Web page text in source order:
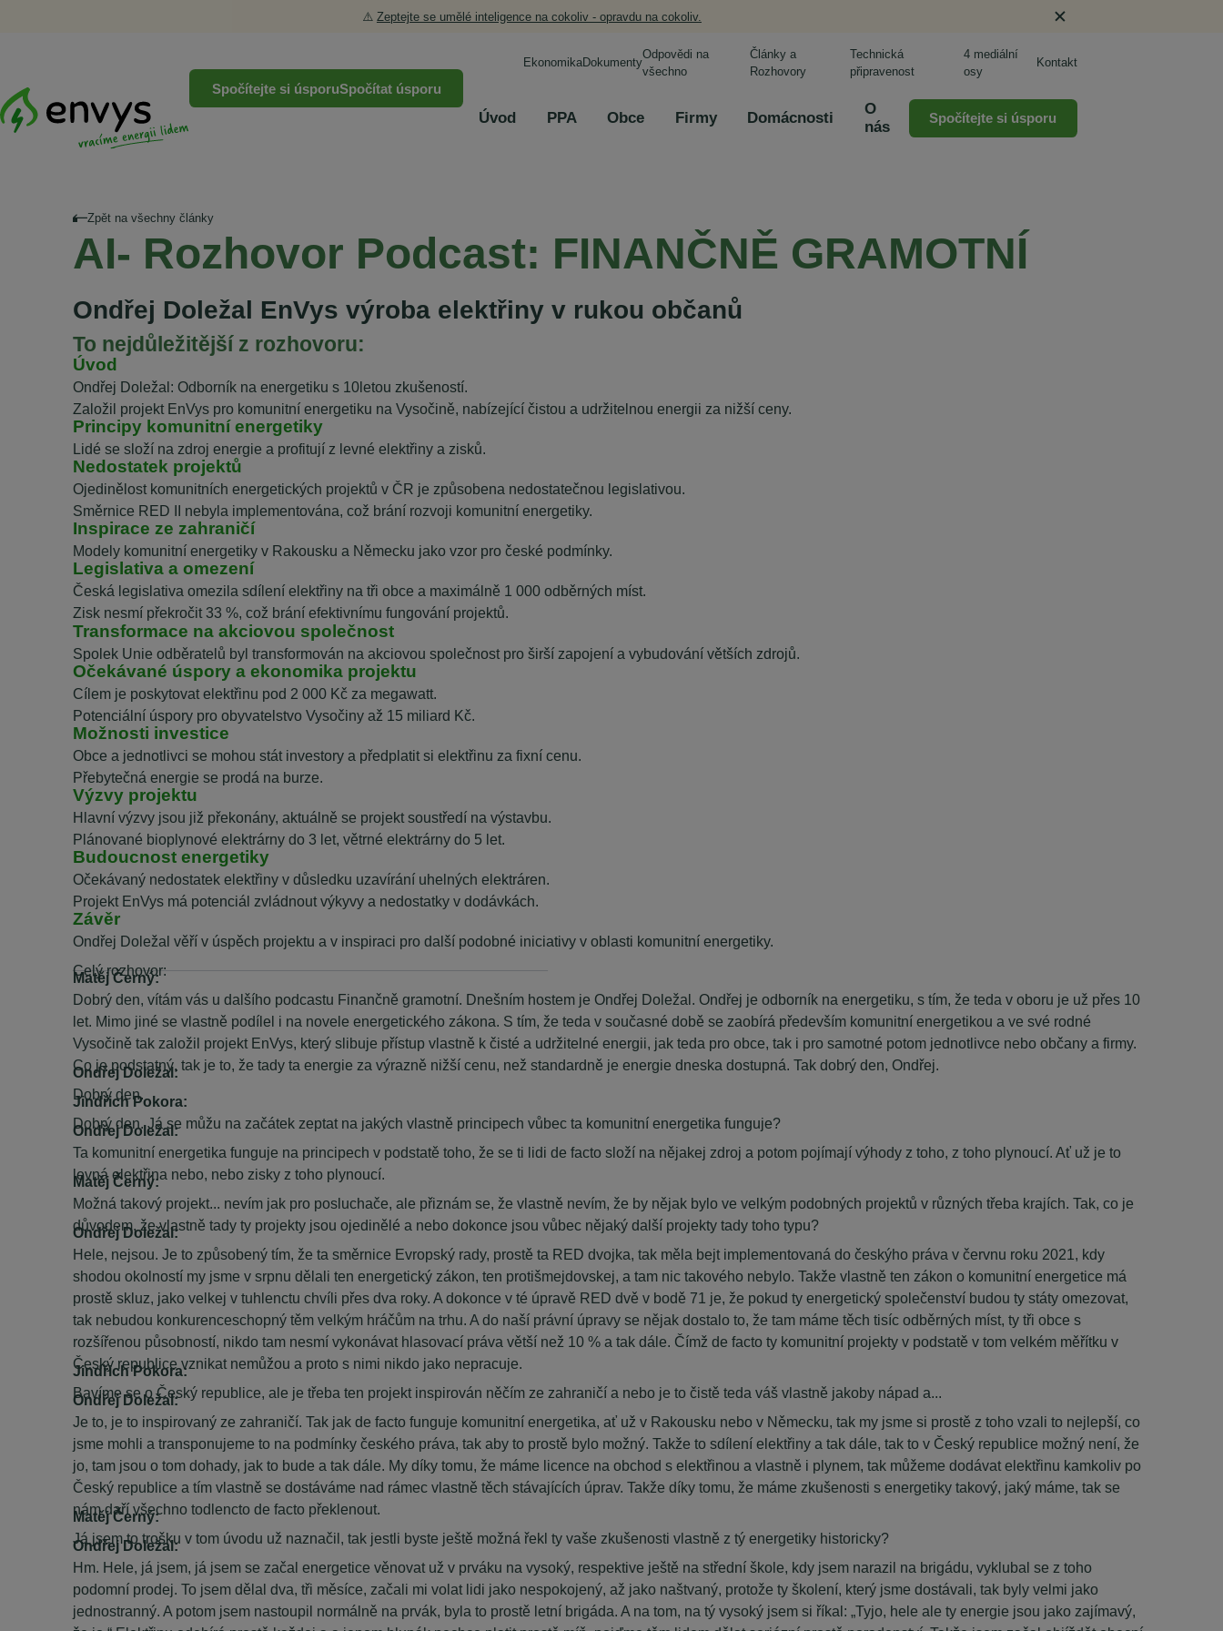
⚠️ Zeptejte se umělé inteligence na cokoliv - opravdu na cokoliv.
Spočítejte si úsporuSpočítat úsporu
EkonomikaDokumenty
Odpovědi na
všechno
Články a
Rozhovory
Technická
připravenost
4 mediální
osy
Kontakt
Úvod PPA Obce Firmy Domácnosti
O
nás
Spočítejte si úsporu
Zpět na všechny články
AI- Rozhovor Podcast: FINANČNĚ GRAMOTNÍ
Ondřej Doležal EnVys výroba elektřiny v rukou občanů
To nejdůležitější z rozhovoru:
Úvod
Ondřej Doležal: Odborník na energetiku s 10letou zkušeností.
Založil projekt EnVys pro komunitní energetiku na Vysočině, nabízející čistou a udržitelnou energii za nižší ceny.
Principy komunitní energetiky
Lidé se složí na zdroj energie a profitují z levné elektřiny a zisků.
Nedostatek projektů
Ojedinělost komunitních energetických projektů v ČR je způsobena nedostatečnou legislativou.
Směrnice RED II nebyla implementována, což brání rozvoji komunitní energetiky.
Inspirace ze zahraničí
Modely komunitní energetiky v Rakousku a Německu jako vzor pro české podmínky.
Legislativa a omezení
Česká legislativa omezila sdílení elektřiny na tři obce a maximálně 1 000 odběrných míst.
Zisk nesmí překročit 33 %, což brání efektivnímu fungování projektů.
Transformace na akciovou společnost
Spolek Unie odběratelů byl transformován na akciovou společnost pro širší zapojení a vybudování větších zdrojů.
Očekávané úspory a ekonomika projektu
Cílem je poskytovat elektřinu pod 2 000 Kč za megawatt.
Potenciální úspory pro obyvatelstvo Vysočiny až 15 miliard Kč.
Možnosti investice
Obce a jednotlivci se mohou stát investory a předplatit si elektřinu za fixní cenu.
Přebytečná energie se prodá na burze.
Výzvy projektu
Hlavní výzvy jsou již překonány, aktuálně se projekt soustředí na výstavbu.
Plánované bioplynové elektrárny do 3 let, větrné elektrárny do 5 let.
Budoucnost energetiky
Očekávaný nedostatek elektřiny v důsledku uzavírání uhelných elektráren.
Projekt EnVys má potenciál zvládnout výkyvy a nedostatky v dodávkách.
Závěr
Ondřej Doležal věří v úspěch projektu a v inspiraci pro další podobné iniciativy v oblasti komunitní energetiky.
__________________________________________________________
Celý rozhovor:
Matěj Černý:
Dobrý den, vítám vás u dalšího podcastu Finančně gramotní. Dnešním hostem je Ondřej Doležal. Ondřej je odborník na energetiku, s tím, že teda v oboru je už přes 10
let. Mimo jiné se vlastně podílel i na novele energetického zákona. S tím, že teda v současné době se zaobírá především komunitní energetikou a ve své rodné
Vysočině tak založil projekt EnVys, který slibuje přístup vlastně k čisté a udržitelné energii, jak teda pro obce, tak i pro samotné potom jednotlivce nebo občany a firmy.
Co je podstatný, tak je to, že tady ta energie za výrazně nižší cenu, než standardně je energie dneska dostupná. Tak dobrý den, Ondřej.
Ondřej Doležal:
Dobrý den.
Jindřich Pokora:
Dobrý den. Já se můžu na začátek zeptat na jakých vlastně principech vůbec ta komunitní energetika funguje?
Ondřej Doležal:
Ta komunitní energetika funguje na principech v podstatě toho, že se ti lidi de facto složí na nějakej zdroj a potom pojímají výhody z toho, z toho plynoucí. Ať už je to
levná elektřina nebo, nebo zisky z toho plynoucí.
Matěj Černý:
Možná takový projekt... nevím jak pro posluchače, ale přiznám se, že vlastně nevím, že by nějak bylo ve velkým podobných projektů v různých třeba krajích. Tak, co je
důvodem, že vlastně tady ty projekty jsou ojedinělé a nebo dokonce jsou vůbec nějaký další projekty tady toho typu?
Ondřej Doležal:
Hele, nejsou. Je to způsobený tím, že ta směrnice Evropský rady, prostě ta RED dvojka, tak měla bejt implementovaná do českýho práva v červnu roku 2021, kdy
shodou okolností my jsme v srpnu dělali ten energetický zákon, ten protišmejdovskej, a tam nic takového nebylo. Takže vlastně ten zákon o komunitní energetice má
prostě skluz, jako velkej v tuhlenctu chvíli přes dva roky. A dokonce v té úpravě RED dvě v bodě 71 je, že pokud ty energetický společenství budou ty státy omezovat,
tak nebudou konkurenceschopný těm velkým hráčům na trhu. A do naší právní úpravy se nějak dostalo to, že tam máme těch tisíc odběrných míst, ty tři obce s
rozšířenou působností, nikdo tam nesmí vykonávat hlasovací práva větší než 10 % a tak dále. Čímž de facto ty komunitní projekty v podstatě v tom velkém měřítku v
Český republice vznikat nemůžou a proto s nimi nikdo jako nepracuje.
Jindřich Pokora:
Bavíme se o Český republice, ale je třeba ten projekt inspirován něčím ze zahraničí a nebo je to čistě teda váš vlastně jakoby nápad a...
Ondřej Doležal:
Je to, je to inspirovaný ze zahraničí. Tak jak de facto funguje komunitní energetika, ať už v Rakousku nebo v Německu, tak my jsme si prostě z toho vzali to nejlepší, co
jsme mohli a transponujeme to na podmínky českého práva, tak aby to prostě bylo možný. Takže to sdílení elektřiny a tak dále, tak to v Český republice možný není, že
jo, tam jsou o tom dohady, jak to bude a tak dále. My díky tomu, že máme licence na obchod s elektřinou a vlastně i plynem, tak můžeme dodávat elektřinu kamkoliv po
Český republice a tím vlastně se dostáváme nad rámec vlastně těch stávajících úprav. Takže díky tomu, že máme zkušenosti s energetiky takový, jaký máme, tak se
nám daří všechno todlencto de facto překlenout.
Matěj Černý:
Já jsem to trošku v tom úvodu už naznačil, tak jestli byste ještě možná řekl ty vaše zkušenosti vlastně z tý energetiky historicky?
Ondřej Doležal:
Hm. Hele, já jsem, já jsem se začal energetice věnovat už v prváku na vysoký, respektive ještě na střední škole, kdy jsem narazil na brigádu, vyklubal se z toho
podomní prodej. To jsem dělal dva, tři měsíce, začali mi volat lidi jako nespokojený, až jako naštvaný, protože ty školení, který jsme dostávali, tak byly velmi jako
jednostranný. A potom jsem nastoupil normálně na prvák, byla to prostě letní brigáda. A na tom, na tý vysoký jsem si říkal: „Tyjo, hele ale ty energie jsou jako zajímavý,